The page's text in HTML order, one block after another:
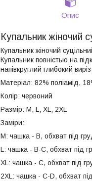
Опис
Купальник жіночий
Купальник жіночий
Купальник повністью на
напівкруглий глибокий
Матеріал: 82% поліамід,
Колір: червоний
Размір: M, L, XL, 2XL
Заміри:
М: чашка - В, обхват під
L: чашка - В-С, обхват під
ХL: чашка - С, обхват під
2ХL: чашка - С-D, обхват